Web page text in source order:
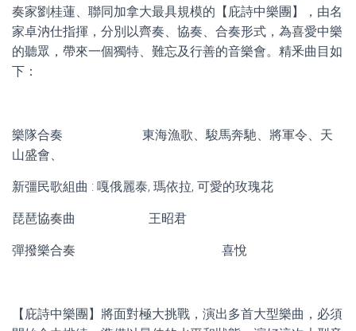
奏家劉桂蓮、聯同加拿大最具規模的【庇詩中樂團】，由名
家卓汭仕指揮，分別以齊奏、協奏、合奏形式，為喜愛中樂
的聽眾，帶來一個獨特、難忘及行善的音樂會。精釆曲目如
下：
樂隊合奏 東海漁歌、駿馬奔馳、將軍令、天
山盛會、
新彊民歌組曲 : 嘎俄麗泰, 瑪依拉, 可愛的玫瑰花
琵琶協奏曲 王昭君
彈撥樂合奏 喜悅
【庇詩中樂團】將面對極大挑戰，演出多首大型樂曲，必須